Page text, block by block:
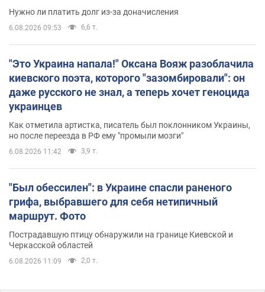
Нужно ли платить долг из-за доначисления
6.08.2026 09:53 6,6 т.
"Это Украина напала!" Оксана Вояж разоблачила
киевского поэта, которого "зазомбировали": он
даже русского не знал, а теперь хочет геноцида
украинцев
Как отметила артистка, писатель был поклонником Украины,
но после переезда в РФ ему "промыли мозги"
6.08.2026 11:42 3,9 т.
"Был обессилен": в Украине спасли раненого
грифа, выбравшего для себя нетипичный
маршрут. Фото
Пострадавшую птицу обнаружили на границе Киевской и
Черкасской областей
6.08.2026 11:09 2,0 т.